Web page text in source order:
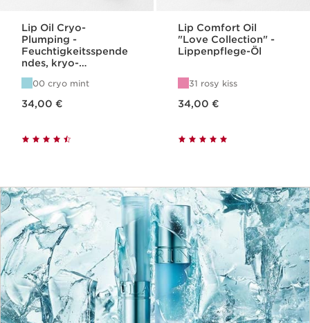
Lip Oil Cryo-
Plumping -
Feuchtigkeitsspende
ndes, kryo-
Lippenpflege-Öl
00 cryo mint
34,00 €
Lip Comfort Oil
"Love Collection" -
Lippenpflege-Öl
31 rosy kiss
34,00 €